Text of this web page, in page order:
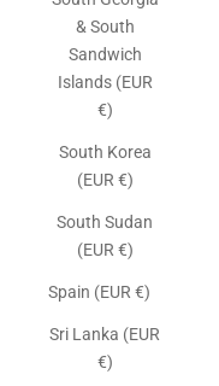
& South
Sandwich
Islands (EUR
€)
South Korea
(EUR €)
South Sudan
(EUR €)
Spain (EUR €)
Sri Lanka (EUR
€)